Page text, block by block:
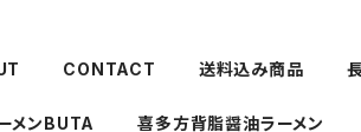
CONTACT 送料込み商品
メンBUTA 喜多方背脂醤油ラーメン